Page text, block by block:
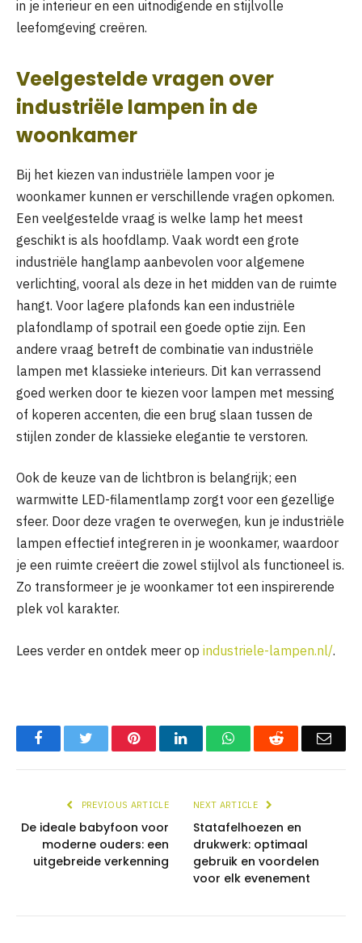
in je interieur en een uitnodigende en stijlvolle
leefomgeving creëren.
Veelgestelde vragen over
industriële lampen in de
woonkamer
Bij het kiezen van industriële lampen voor je
woonkamer kunnen er verschillende vragen opkomen.
Een veelgestelde vraag is welke lamp het meest
geschikt is als hoofdlamp. Vaak wordt een grote
industriële hanglamp aanbevolen voor algemene
verlichting, vooral als deze in het midden van de ruimte
hangt. Voor lagere plafonds kan een industriële
plafondlamp of spotrail een goede optie zijn. Een
andere vraag betreft de combinatie van industriële
lampen met klassieke interieurs. Dit kan verrassend
goed werken door te kiezen voor lampen met messing
of koperen accenten, die een brug slaan tussen de
stijlen zonder de klassieke elegantie te verstoren.
Ook de keuze van de lichtbron is belangrijk; een
warmwitte LED-filamentlamp zorgt voor een gezellige
sfeer. Door deze vragen te overwegen, kun je industriële
lampen effectief integreren in je woonkamer, waardoor
je een ruimte creëert die zowel stijlvol als functioneel is.
Zo transformeer je je woonkamer tot een inspirerende
plek vol karakter.
Lees verder en ontdek meer op industriele-lampen.nl/.
FacebookTwitter PinterestLinkedInWhatsAppReddit
PREVIOUS ARTICLE
De ideale babyfoon voor
moderne ouders: een
uitgebreide verkenning
NEXT ARTICLE
Statafelhoezen en
drukwerk: optimaal
gebruik en voordelen
voor elk evenement